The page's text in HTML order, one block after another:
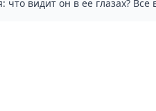
видит он в её глазах? Всё